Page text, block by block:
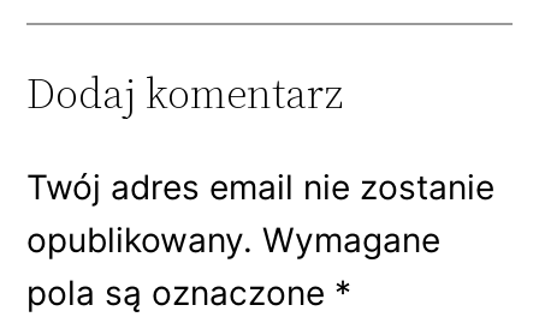
Dodaj komentarz
Twój adres email nie zostanie
opublikowany. Wymagane
pola są oznaczone *